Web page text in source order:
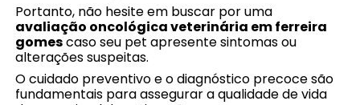
Portanto, não hesite em buscar por uma
avaliação oncológica veterinária em ferreira
gomescaso seu pet apresente sintomas ou
alterações suspeitas.
O cuidado preventivo e o diagnóstico precoce são
fundamentais para assegurar a qualidade de vida